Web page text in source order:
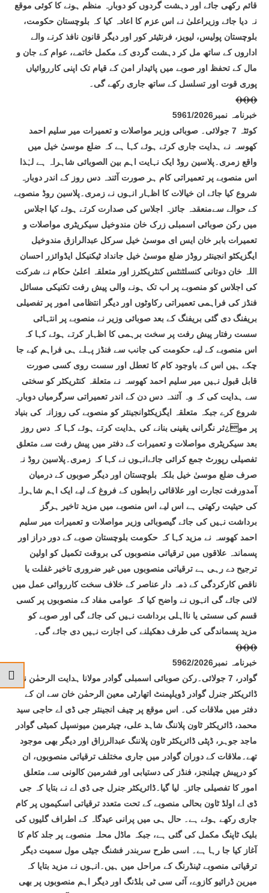
قائم رکھی جائے اور دہشت گردوں کو دوبارہ منظم ہونے کا کوئی موقع
نہ دیا جائے وزیراعلیٰ نے اس عزم کا اعادہ کیا کہ بلوچستان حکومت،
بلوچستان پولیس، لیویز، فرنٹیئر کور اور دیگر قانون نافذ کرنے والے
اداروں کے ساتھ مل کر دہشت گردی کے مکمل خاتمے، عوام کے جان و
مال کے تحفظ اور صوبے میں پائیدار امن کے قیام تک اپنی کارروائیاں
پوری قوت اور تسلسل کے ساتھ جاری رکھے گی۔
﴾﴿﴾﴿﴾﴿
خبرنامہ نمبر5961/2026
کوئٹہ 7 جولائی۔ صوبائی وزیر مواصلات و تعمیرات میر سلیم احمد
کھوسہ نے ہدایت جاری کرتے ہوئے کہا ہے کہ ضلع موسیٰ خیل میں
واقع زمری۔پلاسین روڈ ایک نہایت اہم بین الصوبائی شاہراہ ہے لہٰذا
اس منصوبے پر تعمیراتی کام ہر صورت آئندہ دس روز کے اندر دوبارہ
شروع کیا جائے ان خیالات کا اظہار انہوں نے زمری۔پلاسین روڈ منصوبے
کے حوالے سےمنعقدہ جائزہ اجلاس کی صدارت کرتے ہوئے کیا اجلاس
میں رکن صوبائی اسمبلی زرک خان مندوخیل سیکریٹری مواصلات و
تعمیرات بابر خان ایس ای موسیٰ خیل سرکل عبدالرازق مندوخیل
ایگزیکٹو انجینئر روڈز ضلع موسیٰ خیل جانداد ٹیکنیکل ایڈوائزر احسان
اللہ خان دوتانی کنسلٹنٹس کنٹریکٹرز اور متعلقہ اعلیٰ حکام نے شرکت
کی اجلاس کو منصوبے پر اب تک ہونے والی پیش رفت تکنیکی مسائل
فنڈز کی فراہمی تعمیراتی رکاوٹوں اور دیگر انتظامی امور پر تفصیلی
بریفنگ دی گئی بریفنگ کے بعد صوبائی وزیر نے منصوبے پر انتہائی
سست رفتار پیش رفت پر سخت برہمی کا اظہار کرتے ہوئے کہا کہ
اس منصوبے کے لیے حکومت کی جانب سے فنڈز پہلے ہی فراہم کیے جا
چکے ہیں اس کے باوجود کام کا تعطل اور سست روی کسی صورت
قابل قبول نہیں میر سلیم احمد کھوسہ نے متعلقہ کنٹریکٹر کو سختی
سے ہدایت کی کہ وہ آئندہ دس دن کے اندر تعمیراتی سرگرمیاں دوبارہ
شروع کرے جبکہ متعلقہ ایگزیکٹوانجینئر کو منصوبے کی روزانہ کی بنیاد
پر مو¿ثر نگرانی یقینی بنانے کی ہدایت کرتے ہوئے کہا کہ دس روز
بعد سیکریٹری مواصلات و تعمیرات کے دفتر میں پیش رفت سے متعلق
تفصیلی رپورٹ جمع کرائی جائےانہوں نے کہا کہ زمری۔پلاسین روڈ نہ
صرف ضلع موسیٰ خیل بلکہ بلوچستان اور دیگر صوبوں کے درمیان
آمدورفت تجارت اور علاقائی رابطوں کے فروغ کے لیے ایک اہم شاہراہ
کی حیثیت رکھتی ہے اس لیے اس منصوبے میں مزید تاخیر ہرگز
برداشت نہیں کی جائے گیصوبائی وزیر مواصلات و تعمیرات میر سلیم
احمد کھوسہ نے مزید کہا کہ حکومت بلوچستان صوبے کے دور دراز اور
پسماندہ علاقوں میں ترقیاتی منصوبوں کی بروقت تکمیل کو اولین
ترجیح دے رہی ہے ترقیاتی منصوبوں میں غیر ضروری تاخیر غفلت یا
ناقص کارکردگی کے ذمہ دار عناصر کے خلاف سخت کارروائی عمل میں
لائی جائے گی انہوں نے واضح کیا کہ عوامی مفاد کے منصوبوں پر کسی
قسم کی سستی یا نااہلی برداشت نہیں کی جائے گی اور صوبے کو
مزید پسماندگی کی طرف دھکیلنے کی اجازت نہیں دی جائے گی۔
﴾﴿﴾﴿﴾﴿
خبرنامہ نمبر5962/2026
گوادر، 7 جولائی۔رکن صوبائی اسمبلی گوادر مولانا ہدایت الرحمٰن نے
ڈائریکٹر جنرل گوادر ڈویلپمنٹ اتھارٹی معین الرحمٰن خان سے ان کے
دفتر میں ملاقات کی۔ اس موقع پر چیف انجینئر جی ڈی اے حاجی سید
محمد، ڈائریکٹر ٹاون پلاننگ شاہد علی، چیئرمین میونسپل کمیٹی گوادر
ماجد جوہر، ڈپٹی ڈائریکٹر ٹاون پلاننگ عبدالرزاق اور دیگر بھی موجود
تھے۔ملاقات کے دوران گوادر میں جاری مختلف ترقیاتی منصوبوں، ان
کو درپیش چیلنجز، فنڈز کی دستیابی اور فشرمین کالونی سے متعلق
امور کا تفصیلی جائزہ لیا گیا۔ڈائریکٹر جنرل جی ڈی اے نے بتایا کہ جی
ڈی اے اولڈ ٹاون بحالی منصوبے کے تحت متعدد ترقیاتی اسکیموں پر کام
جاری رکھے ہوئے ہے۔ حال ہی میں پرانی عیدگاہ کے اطراف گلیوں کی
بلیک ٹاپنگ مکمل کی گئی ہے، جبکہ ماڈل محلہ منصوبے پر جلد کام کا
آغاز کیا جا رہا ہے۔ اسی طرح سربندر فشنگ جیٹی مول سمیت دیگر
ترقیاتی منصوبے ٹینڈرنگ کے مراحل میں ہیں۔انہوں نے مزید بتایا کہ
میرین ڈرائیو کازوے، آئی سی ٹی بلڈنگ اور دیگر اہم منصوبوں پر بھی